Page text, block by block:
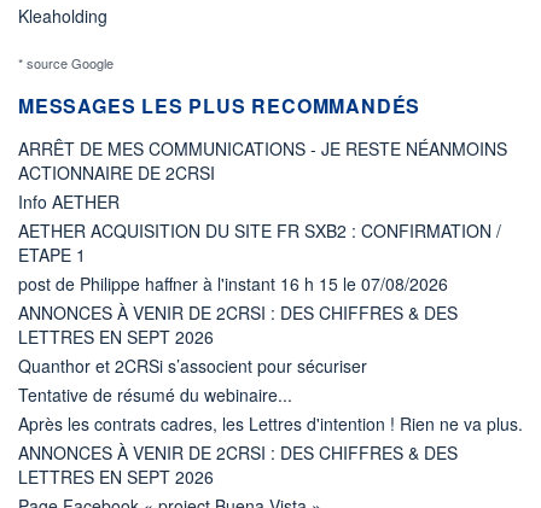
Kleaholding
* source Google
MESSAGES LES PLUS RECOMMANDÉS
ARRÊT DE MES COMMUNICATIONS - JE RESTE NÉANMOINS
ACTIONNAIRE DE 2CRSI
Info AETHER
AETHER ACQUISITION DU SITE FR SXB2 : CONFIRMATION /
ETAPE 1
post de Philippe haffner à l'instant 16 h 15 le 07/08/2026
ANNONCES À VENIR DE 2CRSI : DES CHIFFRES & DES
LETTRES EN SEPT 2026
Quanthor et 2CRSi s’associent pour sécuriser
Tentative de résumé du webinaire...
Après les contrats cadres, les Lettres d'intention ! Rien ne va plus.
ANNONCES À VENIR DE 2CRSI : DES CHIFFRES & DES
LETTRES EN SEPT 2026